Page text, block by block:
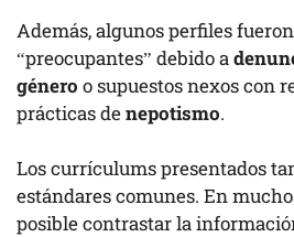
Además, algunos perfiles
“preocupantes” debido a
género o supuestos nexos con
prácticas denepotismo.
Los currículums presentados
estándares comunes. En
posible contrastar la